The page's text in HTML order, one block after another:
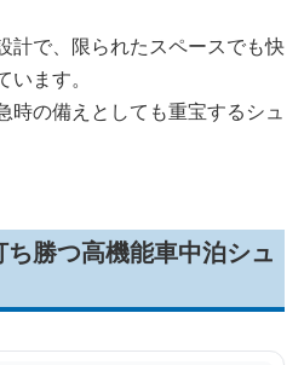
計で、限られたスペースでも快
ます。
時の備えとしても重宝するシュ
勝つ高機能車中泊シュ